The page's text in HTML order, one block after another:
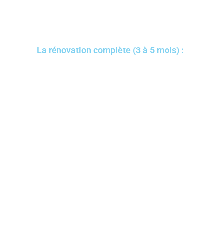
La rénovation complète (3 à 5 mois) :